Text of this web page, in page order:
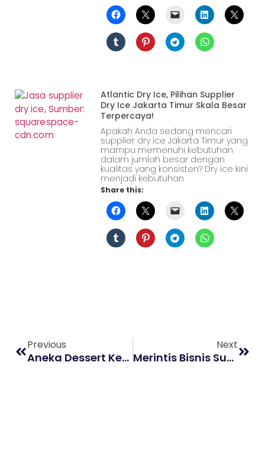
Atlantic Dry Ice, Pilihan Supplier
Dry Ice Jakarta Timur Skala Besar
Terpercaya!
Apakah Anda sedang mencari
supplier dry ice Jakarta Timur yang
mampu memenuhi kebutuhan
dalam jumlah besar dengan
kualitas yang konsisten? Dry ice kini
menjadi kebutuhan
Share this:
Previous
Aneka Dessert Kekinian, Cocok Untuk Berbagai Acara
Next
Merintis Bisnis Supplier Ikan Segar, Bagaimana Memulainya?